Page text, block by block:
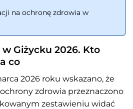
na ochronę zdrowia w
Giżycku 2026. Kto
co
2026 roku wskazano, że
zdrowia przeznaczono
zestawieniu widać